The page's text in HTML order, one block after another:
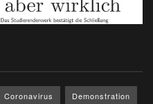
Coronavirus Demonstration